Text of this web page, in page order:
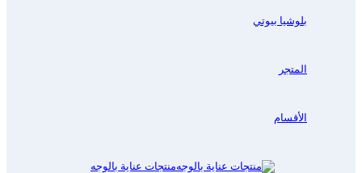
بلوشيا بيوتي
المتجر
الأقسام
منتجات عناية بالوجه